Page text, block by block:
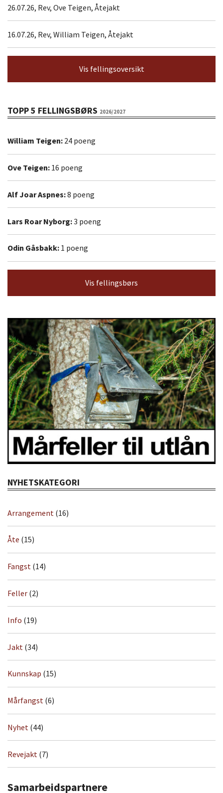
26.07.26, Rev, Ove Teigen, Åtejakt
16.07.26, Rev, William Teigen, Åtejakt
Vis fellingsoversikt
TOPP 5 FELLINGSBØRS 2026/2027
William Teigen: 24 poeng
Ove Teigen: 16 poeng
Alf Joar Aspnes:8 poeng
Lars Roar Nyborg:3 poeng
Odin Gåsbakk: 1 poeng
Vis fellingsbørs
NYHETSKATEGORI
Arrangement (16)
Åte (15)
Fangst (14)
Feller (2)
Info (19)
Jakt (34)
Kunnskap (15)
Mårfangst (6)
Nyhet (44)
Revejakt (7)
Samarbeidspartnere